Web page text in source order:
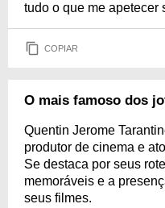
tudo o que me apetecer
COPIAR
O mais famoso dos
Quentin Jerome
produtor de cinema e
Se destaca por seus
memoráveis e a
seus filmes.